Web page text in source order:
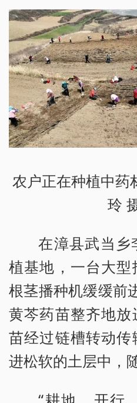
农户正在种植中药
玲
在漳县武当乡
植基地，一台大
根茎播种机缓缓前
黄芩药苗整齐地
苗经过链槽转动
进松软的土层中，